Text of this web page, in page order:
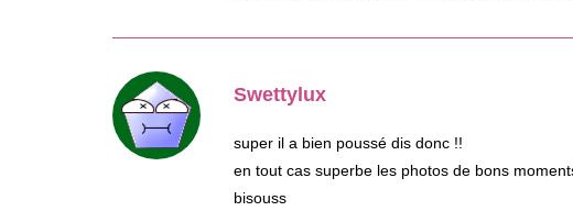
Swettylux
super il a bien poussé dis donc !!
en tout cas superbe les photos de bons
bisouss